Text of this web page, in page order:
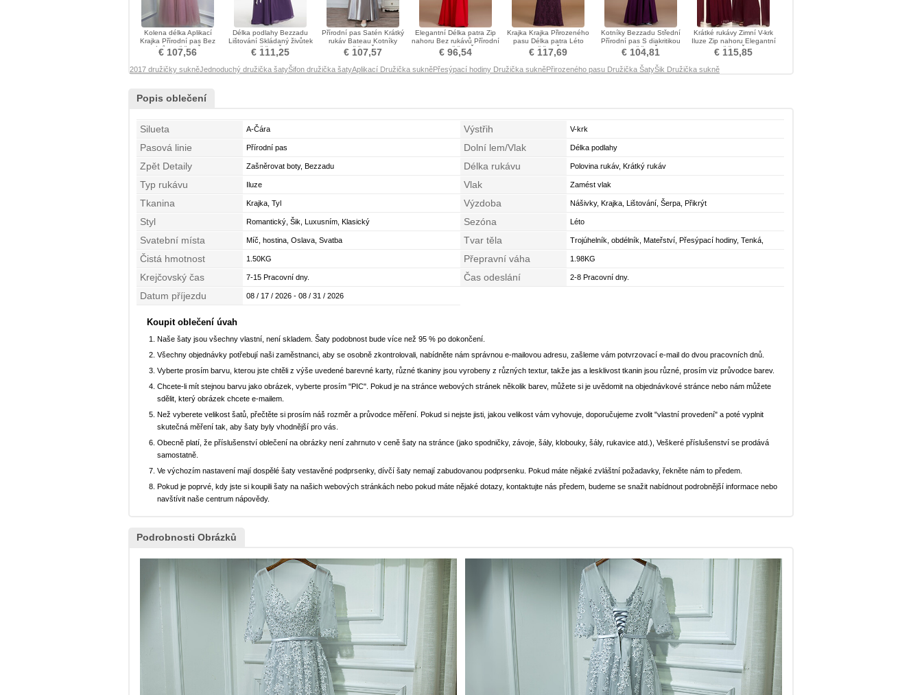
Kolena délka Aplikací
Krajka Přírodní pas Bez
rukávů Družička Šaty
€ 107,56
Délka podlahy Bezzadu
Lištování Skládaný živůtek
Družička Šaty
€ 111,25
Přírodní pas Satén Krátký
rukáv Bateau Kotníky
Družička Šaty
€ 107,57
Elegantní Délka patra Zip
nahoru Bez rukávů Přírodní
pas Družička Šaty
€ 96,54
Krajka Krajka Přirozeného
pasu Délka patra Léto
Družička Šaty
€ 117,69
Kotníky Bezzadu Střední
Přírodní pas S diakritikou
luk Družička Šaty
€ 104,81
Krátké rukávy Zimní V-krk
Iluze Zip nahoru Elegantní
Družička Šaty
€ 115,85
2017 družičky sukněJednoduchý družička šatyŠifon družička šatyAplikací Družička sukněPřesýpací hodiny Družička sukněPřirozeného pasu Družička ŠatyŠik Družička sukně
Popis oblečení
Silueta A-Čára Výstřih V-krk
Pasová linie Přírodní pas Dolní lem/Vlak Délka podlahy
Zpět Detaily Zašněrovat boty, Bezzadu Délka rukávu Polovina rukáv, Krátký rukáv
Typ rukávu Iluze Vlak Zamést vlak
Tkanina Krajka, Tyl Výzdoba Nášivky, Krajka, Lištování, Šerpa, Přikrýt
Styl Romantický, Šik, Luxusním, Klasický Sezóna Léto
Svatební místa Míč, hostina, Oslava, Svatba Tvar těla Trojúhelník, obdélník, Mateřství, Přesýpací hodiny, Tenká,
Střední
Čistá hmotnost 1.50KG Přepravní váha 1.98KG
Krejčovský čas 7-15 Pracovní dny. Čas odeslání 2-8 Pracovní dny.
Datum příjezdu 08 / 17 / 2026 - 08 / 31 / 2026
Koupit oblečení úvah
Naše šaty jsou všechny vlastní, není skladem. Šaty podobnost bude více než 95 % po dokončení.
Všechny objednávky potřebují naši zaměstnanci, aby se osobně zkontrolovali, nabídněte nám správnou e-mailovou adresu, zašleme vám potvrzovací e-mail do dvou pracovních dnů.
Vyberte prosím barvu, kterou jste chtěli z výše uvedené barevné karty, různé tkaniny jsou vyrobeny z různých textur, takže jas a lesklivost tkanin jsou různé, prosím viz průvodce barev.
Chcete-li mít stejnou barvu jako obrázek, vyberte prosím "PIC". Pokud je na stránce webových stránek několik barev, můžete si je uvědomit na objednávkové stránce nebo nám můžete
sdělit, který obrázek chcete e-mailem.
Než vyberete velikost šatů, přečtěte si prosím náš rozměr a průvodce měření. Pokud si nejste jisti, jakou velikost vám vyhovuje, doporučujeme zvolit "vlastní provedení" a poté vyplnit
skutečná měření tak, aby šaty byly vhodnější pro vás.
Obecně platí, že příslušenství oblečení na obrázky není zahrnuto v ceně šaty na stránce (jako spodničky, závoje, šály, klobouky, šály, rukavice atd.), Veškeré příslušenství se prodává
samostatně.
Ve výchozím nastavení mají dospělé šaty vestavěné podprsenky, dívčí šaty nemají zabudovanou podprsenku. Pokud máte nějaké zvláštní požadavky, řekněte nám to předem.
Pokud je poprvé, kdy jste si koupili šaty na našich webových stránkách nebo pokud máte nějaké dotazy, kontaktujte nás předem, budeme se snažit nabídnout podrobnější informace nebo
navštívit naše centrum nápovědy.
Podrobnosti Obrázků